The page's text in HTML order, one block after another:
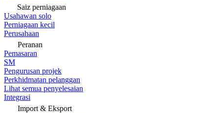
Saiz perniagaan
Usahawan solo
Perniagaan kecil
Perusahaan
Peranan
Pemasaran
SM
Pengurusan projek
Perkhidmatan pelanggan
Lihat semua penyelesaian
Integrasi
Import & Eksport